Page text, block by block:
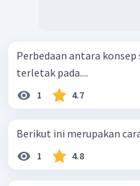
Perbedaan antara
terletak pada....
1 4.7
Berikut ini merupakan
1 4.8